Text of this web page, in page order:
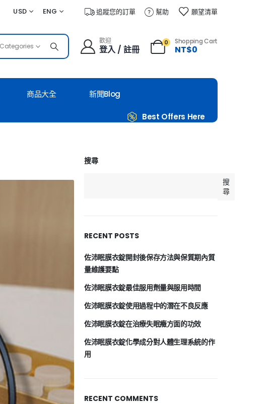
USD ENG 追蹤您的訂單 幫助 願望清單
歡迎
登入 / 註冊
0 Shopping Cart
NT$0
商品大全 新聞Blog
Best Offers Here
搜尋
搜
尋
RECENT POSTS
佐沛眠膜衣錠開封後保存方法與保質期內質
量維護要點
佐沛眠膜衣錠最佳服用劑量與服用時間
佐沛眠膜衣錠使用過程中的潛在不良反應
佐沛眠膜衣錠在治療失眠癥方面的功效
佐沛眠膜衣錠化學成分對人體生理系統的作
用
RECENT COMMENTS